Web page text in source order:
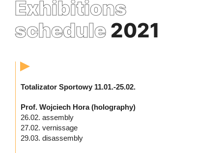
Exhibitions
schedule 2021
Totalizator Sportowy 11.01.-25.02.
Prof. Wojciech Hora (holography)
26.02. assembly
27.02. vernissage
29.03. disassembly